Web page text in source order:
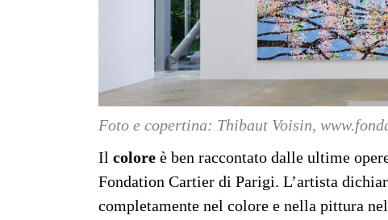
Foto e copertina: Thibaut Voisin,
Il colore è ben raccontato dalle ultime
Fondation Cartier di Parigi. L’artista
completamente nel colore e nella pittura